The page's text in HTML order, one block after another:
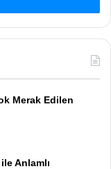
Merak Edilen
Anlamlı